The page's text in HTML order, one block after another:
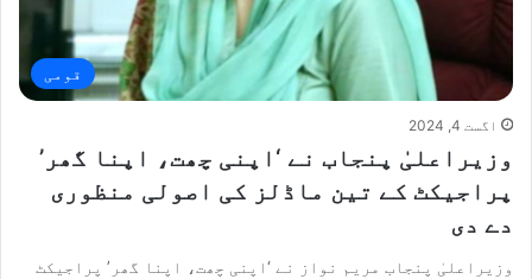
قومی
اگست 4, 2024
وزیراعلیٰ پنجاب نے ‘اپنی چھت، اپنا گھر’
پراجیکٹ کے تین ماڈلز کی اصولی منظوری
دے دی
وزیراعلیٰ پنجاب مریم نواز نے ‘اپنی چھت، اپنا گھر’ پراجیکٹ